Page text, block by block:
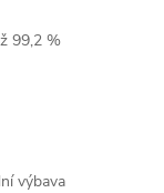
99,2 %
výbava